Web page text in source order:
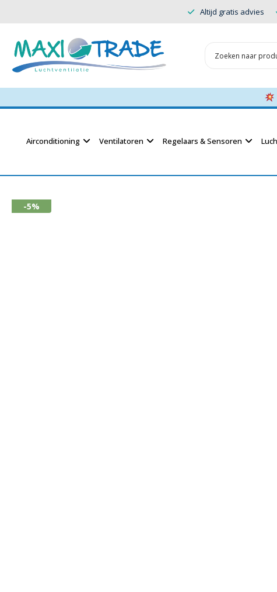
Altijd gratis advies
Airconditioning Ventilatoren Regelaars & Sensoren
-5%